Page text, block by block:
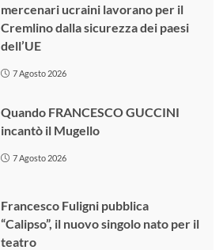
mercenari ucraini lavorano per il
Cremlino dalla sicurezza dei paesi
dell’UE
7 Agosto 2026
Quando FRANCESCO GUCCINI
incantò il Mugello
7 Agosto 2026
Francesco Fuligni pubblica
“Calipso”, il nuovo singolo nato per il
teatro